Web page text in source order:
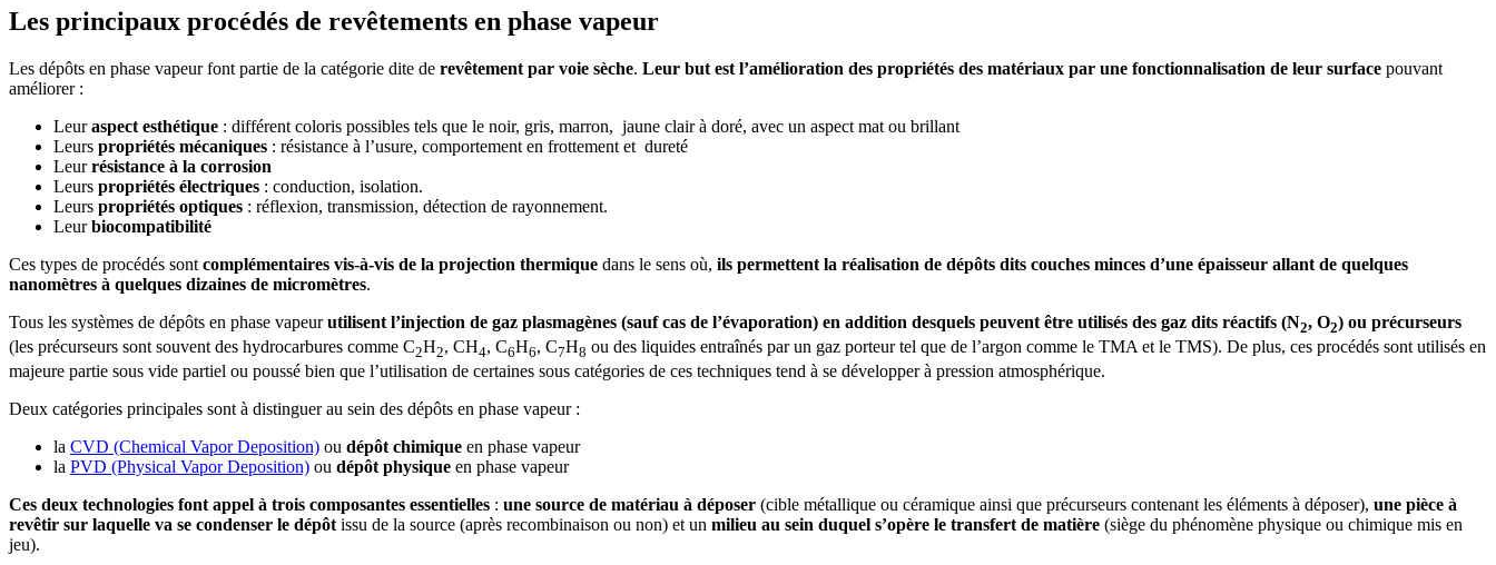
Les principaux procédés de revêtements en phase vapeur
Les dépôts en phase vapeur font partie de la catégorie dite de revêtement par voie sèche. Leur but est l’amélioration des propriétés des matériaux par une fonctionnalisation de leur surface pouvant
améliorer :
Leuraspect esthétique : différent coloris possibles tels que le noir, gris, marron, jaune clair à doré, avec un aspect mat ou brillant
Leurs propriétés mécaniques : résistance à l’usure, comportement en frottement et dureté
Leurrésistance à la corrosion
Leurs propriétés électriques : conduction, isolation.
Leurs propriétés optiques : réflexion, transmission, détection de rayonnement.
Leurbiocompatibilité
Ces types de procédés sont complémentaires vis-à-vis de la projection thermique dans le sens où, ils permettent la réalisation de dépôts dits couches minces d’une épaisseur allant de quelques
nanomètres à quelques dizaines de micromètres.
Tous les systèmes de dépôts en phase vapeurutilisent l’injection de gaz plasmagènes (sauf cas de l’évaporation) en addition desquels peuvent être utilisés des gaz dits réactifs (N2, O2) ou précurseurs
(les précurseurs sont souvent des hydrocarbures comme C2H2, CH4, C6H6, C7H8 ou des liquides entraînés par un gaz porteur tel que de l’argon comme le TMA et le TMS). De plus, ces procédés sont utilisés en
majeure partie sous vide partiel ou poussé bien que l’utilisation de certaines sous catégories de ces techniques tend à se développer à pression atmosphérique.
Deux catégories principales sont à distinguer au sein des dépôts en phase vapeur :
la CVD (Chemical Vapor Deposition) ou dépôt chimique en phase vapeur
la PVD (Physical Vapor Deposition) ou dépôt physique en phase vapeur
Ces deux technologies font appel à trois composantes essentielles : une source de matériau à déposer (cible métallique ou céramique ainsi que précurseurs contenant les éléments à déposer), une pièce à
revêtir sur laquelle va se condenser le dépôt issu de la source (après recombinaison ou non) et un milieu au sein duquel s’opère le transfert de matière (siège du phénomène physique ou chimique mis en
jeu).